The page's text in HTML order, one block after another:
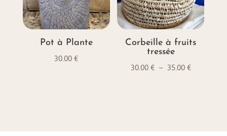
Pot à Plante
30.00€
Corbeille à fruits
tressée
30.00 € – 35.00 €Plage